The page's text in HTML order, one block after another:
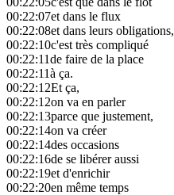
00:22:07et dans le flux
00:22:08et dans leurs obligations,
00:22:10c'est très compliqué
00:22:11de faire de la place
00:22:11à ça.
00:22:12Et ça,
00:22:12on va en parler
00:22:13parce que justement,
00:22:14on va créer
00:22:14des occasions
00:22:16de se libérer aussi
00:22:19et d'enrichir
00:22:20en même temps